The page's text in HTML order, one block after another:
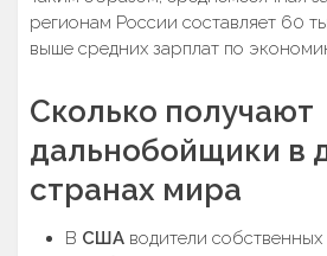
регионам России составляет 60
выше средних зарплат по
Сколько получают
дальнобойщики в
странах мира
В США водители